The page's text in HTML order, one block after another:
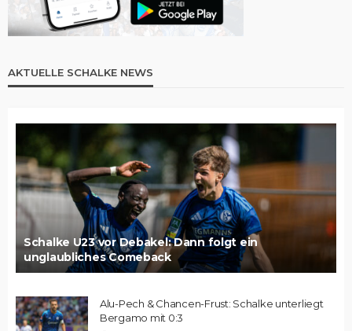
AKTUELLE SCHALKE NEWS
Schalke U23 vor Debakel: Dann folgt ein
unglaubliches Comeback
Alu-Pech & Chancen-Frust: Schalke unterliegt
Bergamo mit 0:3